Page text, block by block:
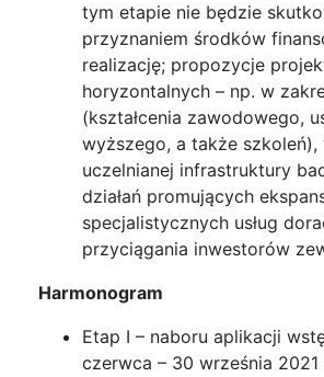
tym etapie nie będzie
przyznaniem środków
realizację; propozycje
horyzontalnych – np. w
(kształcenia zawodowego,
wyższego, a także szkoleń),
uczelnianej infrastruktury
działań promujących
specjalistycznych usług
przyciągania inwestorów
Harmonogram
Etap I – naboru aplikacji
czerwca – 30 września 2021